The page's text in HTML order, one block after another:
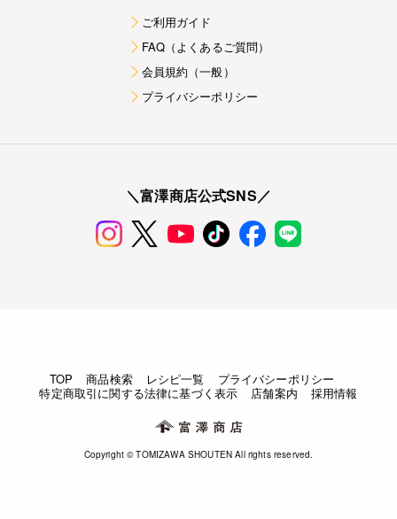
ご利用ガイド
FAQ（よくあるご質問）
会員規約（一般）
プライバシーポリシー
＼富澤商店公式SNS／
TOP 商品検索 レシピ一覧
プライバシーポリシー
特定商取引に関する法律に基づく表示
店舗案内 採用情報
Copyright © TOMIZAWA SHOUTEN All rights reserved.